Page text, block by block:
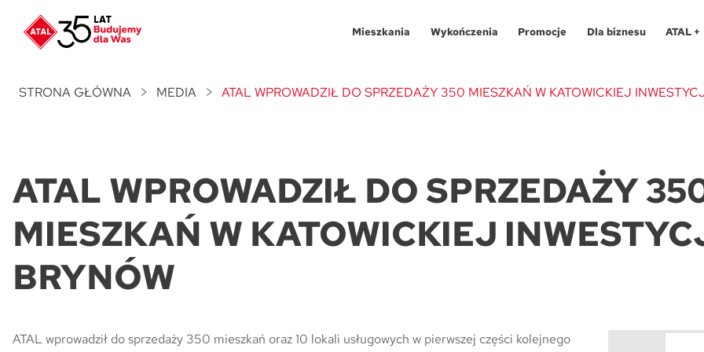
Mieszkania
Aglomeracja Śląska
Katowice
Chorzów
Kraków
Wykończenia
Pakiety
Realizacje
Promocje
Kraków
Łódź
Dla biznesu
Lokale
Biura
ATAL +
STRONA GŁÓWNA MEDIA ATAL WPROWADZIŁ DO SPRZEDAŻY 350 MIESZKAŃ W KATOWICKIEJ
ATAL WPROWADZIŁ DO SPRZEDAŻY
MIESZKAŃ W KATOWICKIEJ
BRYNÓW
ATAL wprowadził do sprzedaży 350 mieszkań oraz 10 lokali usługowych w pierwszej części kolejnego
w Poznaniu
NOWOŚĆ
Program Poleceń ATAL
Polecaj i zyskaj nawet 5 000 zł
NOWOŚĆ
ATAL Floriana w Szczecinie